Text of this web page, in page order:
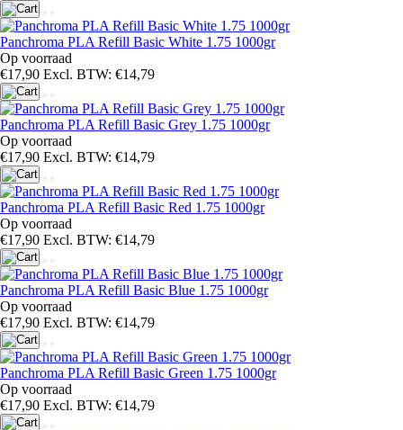
Panchroma PLA Refill Basic White 1.75 1000gr
Op voorraad
€17,90 Excl. BTW: €14,79
Panchroma PLA Refill Basic Grey 1.75 1000gr
Op voorraad
€17,90 Excl. BTW: €14,79
Panchroma PLA Refill Basic Red 1.75 1000gr
Op voorraad
€17,90 Excl. BTW: €14,79
Panchroma PLA Refill Basic Blue 1.75 1000gr
Op voorraad
€17,90 Excl. BTW: €14,79
Panchroma PLA Refill Basic Green 1.75 1000gr
Op voorraad
€17,90 Excl. BTW: €14,79